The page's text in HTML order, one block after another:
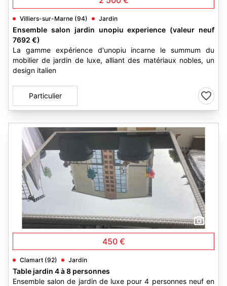
Villiers-sur-Marne (94) Jardin
Ensemble salon jardin unopiu experience (valeur neuf
7692 €)
La gamme expérience d'unopiu incarne le summum du
mobilier de jardin de luxe, alliant des matériaux nobles, un
design italien
Particulier
450 €
Clamart (92) Jardin
Table jardin 4 à 8 personnes
Ensemble salon de jardin de luxe pour 4 personnes neuf en